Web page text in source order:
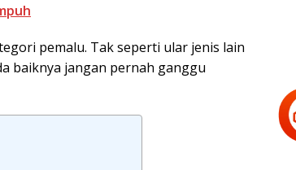
pemalu. Tak seperti ular jenis lain
baiknya jangan pernah ganggu